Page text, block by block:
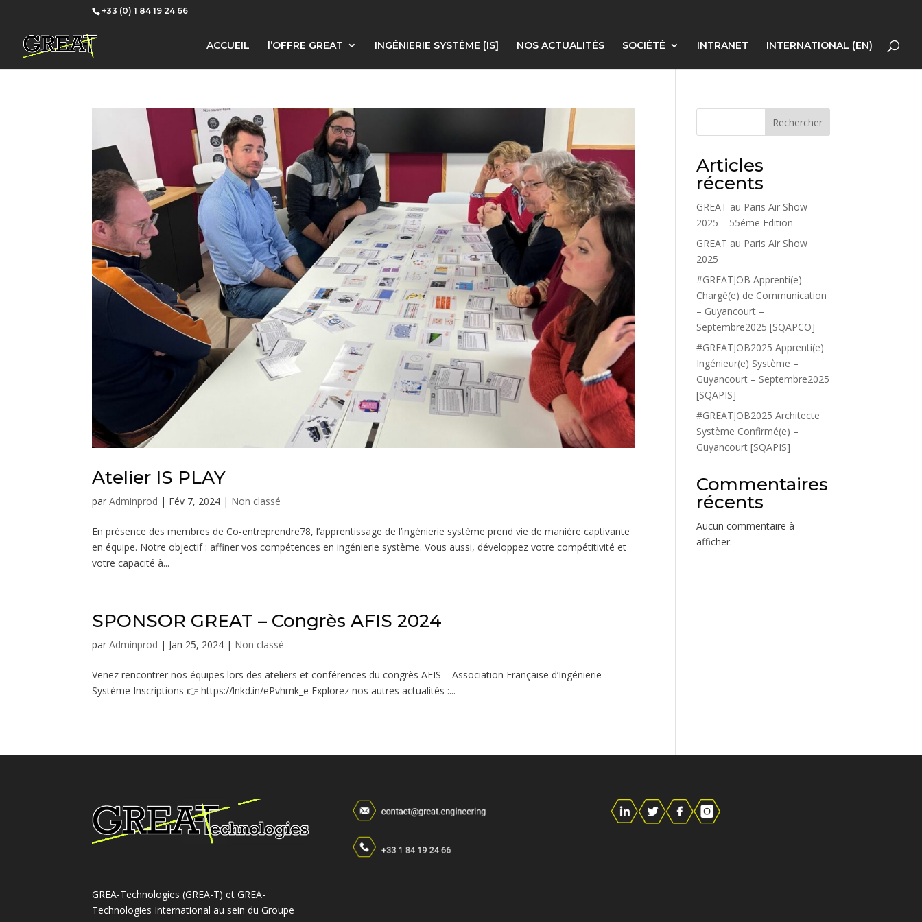
+33 (0) 1 84 19 24 66
ACCUEIL l’OFFRE GREAT INGÉNIERIE SYSTÈME [IS] NOS ACTUALITÉS SOCIÉTÉ INTRANET INTERNATIONAL (EN)
Atelier IS PLAY
parAdminprod | Fév 7, 2024 | Non classé
En présence des membres de Co-entreprendre78, l’apprentissage de l’ingénierie système prend vie de manière captivante
en équipe. Notre objectif : affiner vos compétences en ingénierie système. Vous aussi, développez votre compétitivité et
votre capacité à...
SPONSOR GREAT – Congrès AFIS 2024
parAdminprod | Jan 25, 2024 | Non classé
Venez rencontrer nos équipes lors des ateliers et conférences du congrès AFIS – Association Française d’Ingénierie
Système Inscriptions 👉 https://lnkd.in/ePvhmk_e Explorez nos autres actualités :...
Rechercher
Articles
récents
GREAT au Paris Air Show
2025 – 55éme Edition
GREAT au Paris Air Show
2025
#GREATJOB Apprenti(e)
Chargé(e) de Communication
– Guyancourt –
Septembre2025 [SQAPCO]
#GREATJOB2025 Apprenti(e)
Ingénieur(e) Système –
Guyancourt – Septembre2025
[SQAPIS]
#GREATJOB2025 Architecte
Système Confirmé(e) –
Guyancourt [SQAPIS]
Commentaires
récents
Aucun commentaire à
afficher.
GREA-Technologies (GREA-T) et GREA-
Technologies International au sein du Groupe